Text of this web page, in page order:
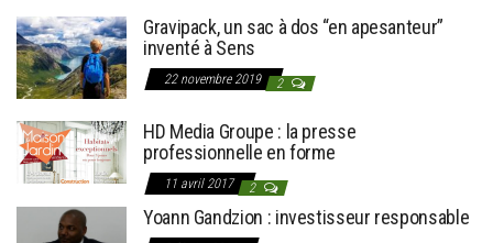
Gravipack, un sac à dos “en apesanteur”
inventé à Sens
22 novembre 2019 2
HD Media Groupe : la presse
professionnelle en forme
11 avril 2017 2
Yoann Gandzion : investisseur responsable